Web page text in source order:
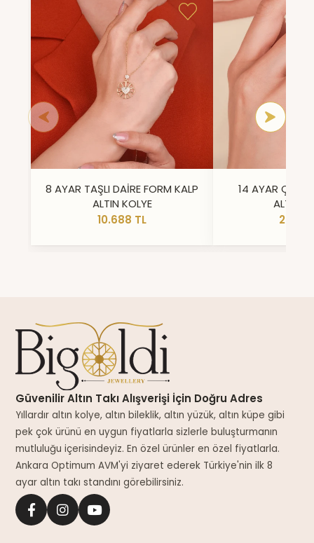
8 AYAR TAŞLI DAİRE FORM KALP
ALTIN KOLYE
10.688 TL
14 AYAR ÇİFT
ALTIN
Güvenilir Altın Takı Alışverişi İçin Doğru Adres
Yıllardır altın kolye, altın bileklik, altın yüzük, altın küpe gibi
pek çok ürünü en uygun fiyatlarla sizlerle buluşturmanın
mutluluğu içerisindeyiz. En özel ürünler en özel fiyatlarla.
Ankara Optimum AVM'yi ziyaret ederek Türkiye'nin ilk 8
ayar altın takı standını görebilirsiniz.